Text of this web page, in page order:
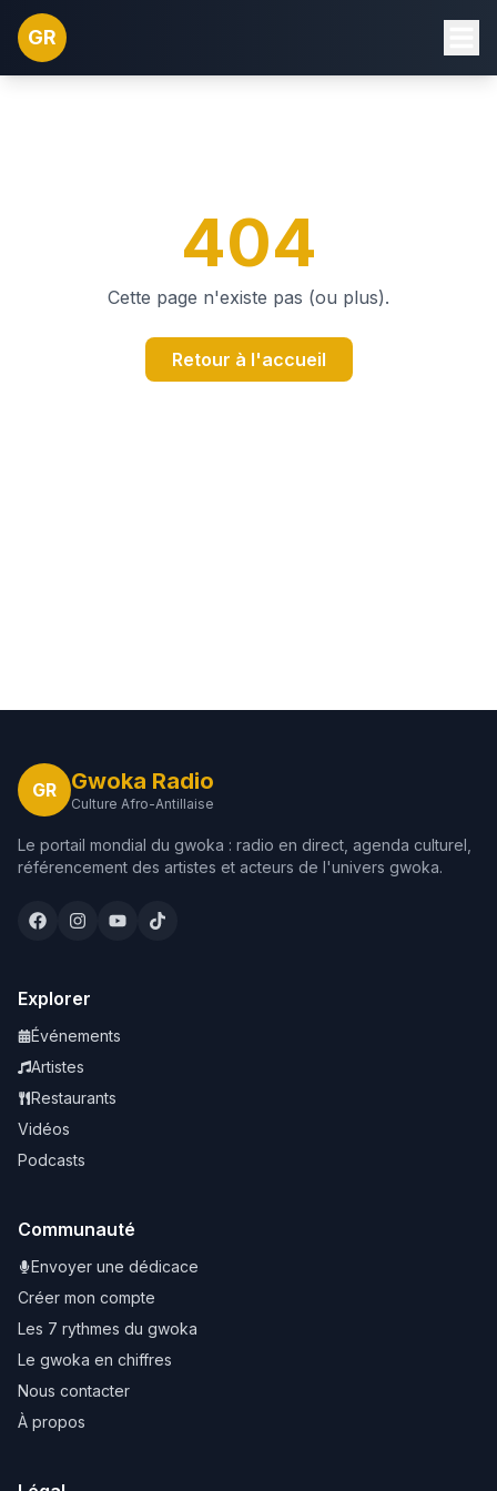
GR
404
Cette page n'existe pas (ou plus).
Retour à l'accueil
GR Gwoka Radio
Culture Afro-Antillaise
Le portail mondial du gwoka : radio en direct, agenda culturel,
référencement des artistes et acteurs de l'univers gwoka.
Explorer
Événements
Artistes
Restaurants
Vidéos
Podcasts
Communauté
Envoyer une dédicace
Créer mon compte
Les 7 rythmes du gwoka
Le gwoka en chiffres
Nous contacter
À propos